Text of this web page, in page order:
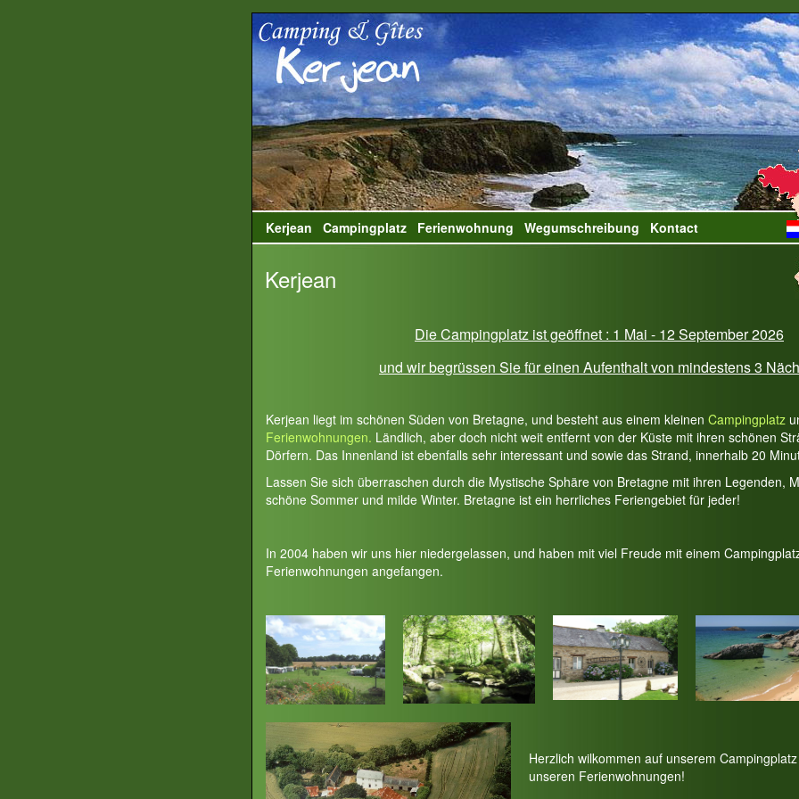
Kerjean Campingplatz Ferienwohnung Wegumschreibung Kontact
Kerjean
Die Campingplatz ist geöffnet : 1 Mai - 12 September 2026
und wir begrüssen Sie für einen Aufenthalt von mindestens 3
Kerjean liegt im schönen Süden von Bretagne, und besteht aus einem kleinen Campingplatz
Ferienwohnungen. Ländlich, aber doch nicht weit entfernt von der Küste mit ihren schönen
Dörfern. Das Innenland ist ebenfalls sehr interessant und sowie das Strand, innerhalb 20
Lassen Sie sich überraschen durch die Mystische Sphäre von Bretagne mit ihren Legenden,
schöne Sommer und milde Winter. Bretagne ist ein herrliches Feriengebiet für jeder!
In 2004 haben wir uns hier niedergelassen, und haben mit viel Freude mit einem
Ferienwohnungen angefangen.
Herzlich wilkommen auf unserem
unseren Ferienwohnungen!